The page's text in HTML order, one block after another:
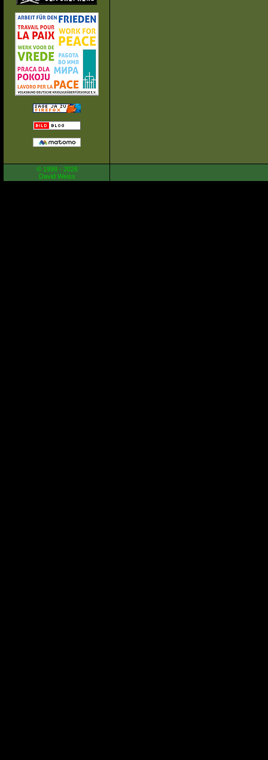
© 1999 - 2026
David Weiss